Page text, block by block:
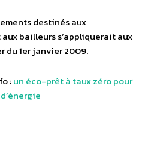
destinés aux
bailleurs s’appliquerait aux
du 1er janvier 2009.
:un éco-prêt à taux zéro pour